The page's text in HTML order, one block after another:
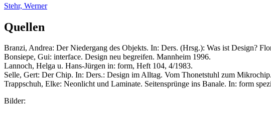
Stehr, Werner
Quellen
Branzi, Andrea: Der Niedergang des Objekts. In: Ders. (Hrsg.): Was ist Design?
Bonsiepe, Gui: interface. Design neu begreifen. Mannheim 1996.
Lannoch, Helga u. Hans-Jürgen in: form, Heft 104, 4/1983.
Selle, Gert: Der Chip. In: Ders.: Design im Alltag. Vom Thonetstuhl zum
Trappschuh, Elke: Neonlicht und Laminate. Seitensprünge ins Banale. In: form
Bilder: